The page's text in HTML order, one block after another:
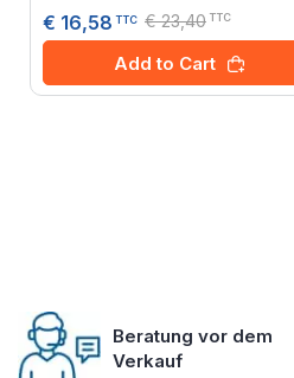
€ 16,58 TTC € 23,40 TTC
Add to Cart
Beratung vor dem
Verkauf